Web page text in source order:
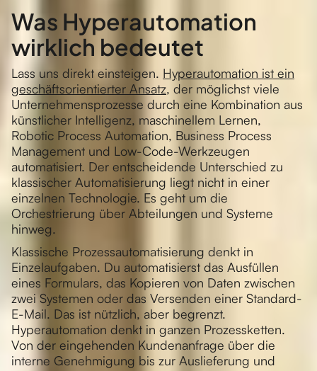
Was Hyperautomation
wirklich bedeutet
Lass uns direkt einsteigen. Hyperautomation ist ein
geschäftsorientierter Ansatz, der möglichst viele
Unternehmensprozesse durch eine Kombination aus
künstlicher Intelligenz, maschinellem Lernen,
Robotic Process Automation, Business Process
Management und Low-Code-Werkzeugen
automatisiert. Der entscheidende Unterschied zu
klassischer Automatisierung liegt nicht in einer
einzelnen Technologie. Es geht um die
Orchestrierung über Abteilungen und Systeme
hinweg.
Klassische Prozessautomatisierung denkt in
Einzelaufgaben. Du automatisierst das Ausfüllen
eines Formulars, das Kopieren von Daten zwischen
zwei Systemen oder das Versenden einer Standard-
E-Mail. Das ist nützlich, aber begrenzt.
Hyperautomation denkt in ganzen Prozessketten.
Von der eingehenden Kundenanfrage über die
interne Genehmigung bis zur Auslieferung und